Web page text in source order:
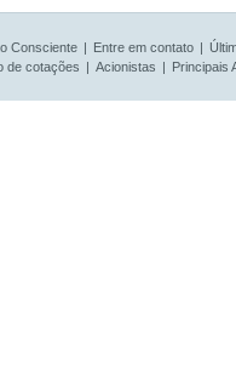
Consciente | Entre em contato |
de cotações | Acionistas | Principais